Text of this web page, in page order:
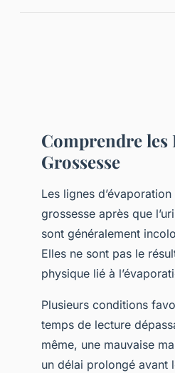
Comprendre les
Grossesse
Les lignes
grossesse après que
sont généralement
Elles ne sont pas le
physique lié à
Plusieurs conditions
temps de lecture
même, une mauvaise
un délai prolongé avant